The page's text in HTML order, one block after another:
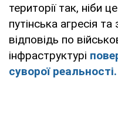
території так, ніби
путінська агресія
відповідь по
інфраструктурі
суворої реальності.